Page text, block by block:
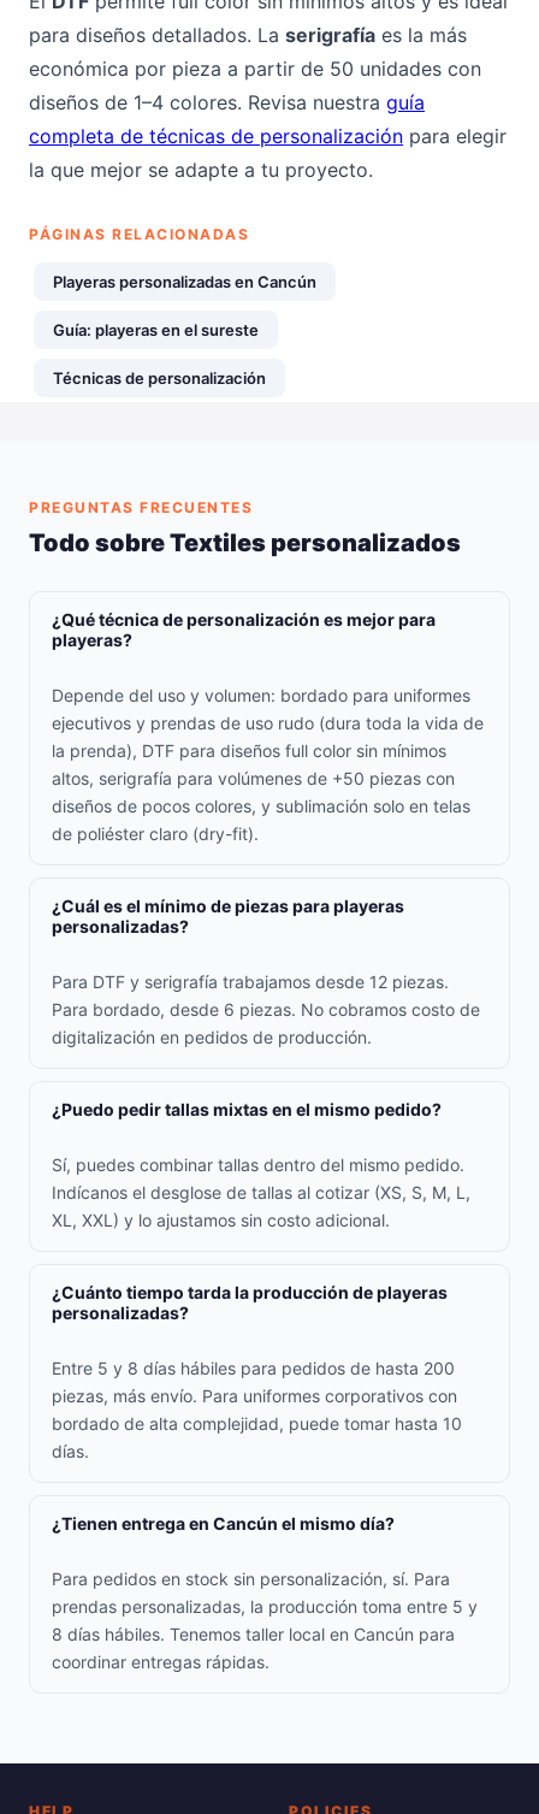
para diseños detallados. La serigrafía es la más
económica por pieza a partir de 50 unidades con
diseños de 1–4 colores. Revisa nuestra guía
completa de técnicas de personalización para elegir
la que mejor se adapte a tu proyecto.
PÁGINAS RELACIONADAS
Playeras personalizadas en Cancún
Guía: playeras en el sureste
Técnicas de personalización
PREGUNTAS FRECUENTES
Todo sobre Textiles personalizados
¿Qué técnica de personalización es mejor para
playeras?
Depende del uso y volumen: bordado para uniformes
ejecutivos y prendas de uso rudo (dura toda la vida de
la prenda), DTF para diseños full color sin mínimos
altos, serigrafía para volúmenes de +50 piezas con
diseños de pocos colores, y sublimación solo en telas
de poliéster claro (dry-fit).
¿Cuál es el mínimo de piezas para playeras
personalizadas?
Para DTF y serigrafía trabajamos desde 12 piezas.
Para bordado, desde 6 piezas. No cobramos costo de
digitalización en pedidos de producción.
¿Puedo pedir tallas mixtas en el mismo pedido?
Sí, puedes combinar tallas dentro del mismo pedido.
Indícanos el desglose de tallas al cotizar (XS, S, M, L,
XL, XXL) y lo ajustamos sin costo adicional.
¿Cuánto tiempo tarda la producción de playeras
personalizadas?
Entre 5 y 8 días hábiles para pedidos de hasta 200
piezas, más envío. Para uniformes corporativos con
bordado de alta complejidad, puede tomar hasta 10
días.
¿Tienen entrega en Cancún el mismo día?
Para pedidos en stock sin personalización, sí. Para
prendas personalizadas, la producción toma entre 5 y
8 días hábiles. Tenemos taller local en Cancún para
coordinar entregas rápidas.